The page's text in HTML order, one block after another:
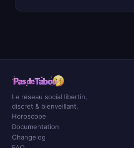
Le réseau social libertin,
discret & bienveillant.
Horoscope
Documentation
Changelog